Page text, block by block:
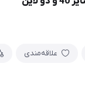
علاقه‌مندی